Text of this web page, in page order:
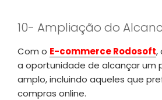
10- Ampliação do
Com o E-commerce Rodosoft,
a oportunidade de alcançar um
amplo, incluindo aqueles que
compras online.